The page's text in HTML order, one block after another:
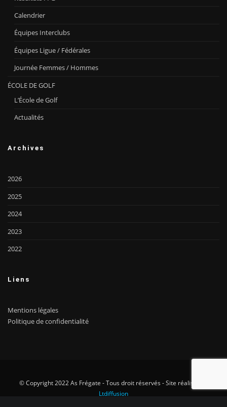
Calendrier
Équipes Interclubs
Équipes Ligue / Fédérales
Journée Femmes / Hommes
ÉCOLE DE GOLF
L’École de Golf
Actualités
Archives
2026
2025
2024
2023
2022
Liens
Mentions légales
Politique de confidentialité
© Copyright 2022 As Frégate - Tous droit réservés - Site réalisé par
Ltdiffusion